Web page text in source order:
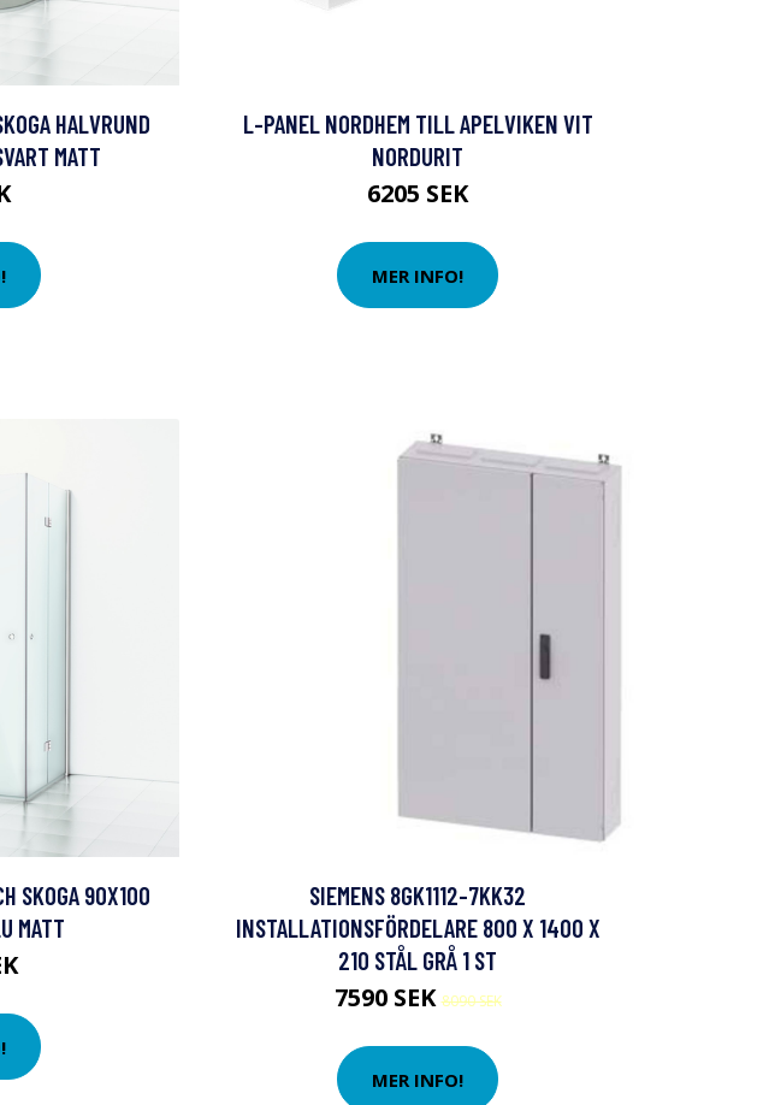
HALVRUND
MATT
L-PANEL NORDHEM TILL APELVIKEN VIT
NORDURIT
6205 SEK
MER INFO!
SKOGA 90X100
MATT
SIEMENS 8GK1112-7KK32
INSTALLATIONSFÖRDELARE 800 X 1400 X
210 STÅL GRÅ 1 ST
7590 SEK8090 SEK
MER INFO!